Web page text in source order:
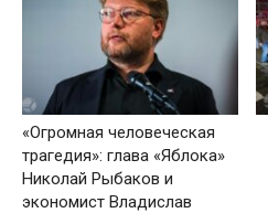
«Огромная человеческая
трагедия»: глава «Яблока»
Николай Рыбаков и
экономист Владислав